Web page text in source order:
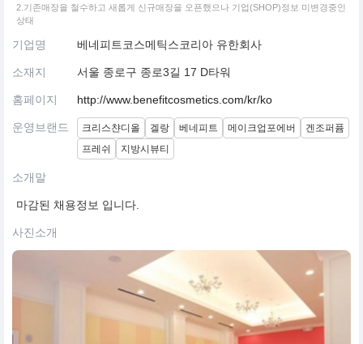
2.기존매장을 철수하고 새롭게 신규매장을 오픈했으나 기업(SHOP)정보 미변경중인
상태
기업명 베네피트코스메틱스코리아 유한회사
소재지 서울 종로구 종로3길 17 D타워
홈페이지 http://www.benefitcosmetics.com/kr/ko
운영브랜드 크리스챤디올 겔랑 베네피트 메이크업포에버
겐조퍼퓸
프레쉬
지방시뷰티
소개말
마감된 채용정보 입니다.
사진소개